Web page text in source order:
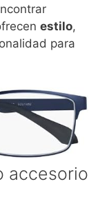
estilo,
para
accesorio